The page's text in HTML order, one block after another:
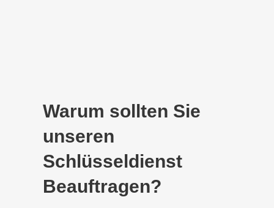
Warum sollten Sie
unseren
Schlüsseldienst
Beauftragen?